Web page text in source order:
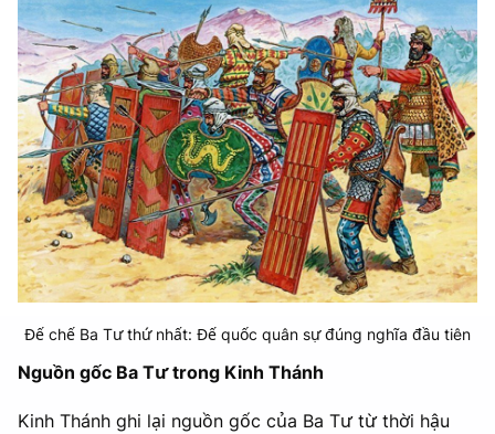
Đế chế Ba Tư thứ nhất: Đế quốc quân sự đúng nghĩa đầu tiên
Nguồn gốc Ba Tư trong Kinh Thánh
Kinh Thánh ghi lại nguồn gốc của Ba Tư từ thời hậu